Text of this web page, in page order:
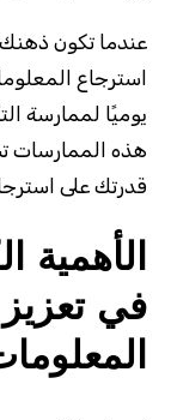
عندما تكون ذهنك
استرجاع
يوميًا لممارسة
هذه الممارسات
قدرتك على
الأهمية
في